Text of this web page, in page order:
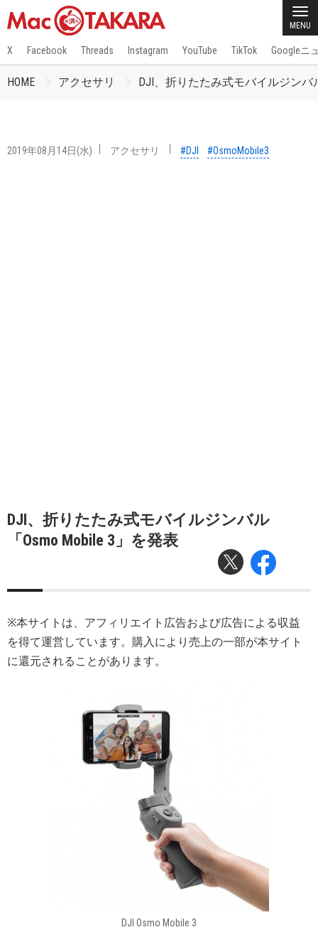
MENU
X Facebook Threads Instagram YouTube TikTok Googleニ
HOME アクセサリ DJI、折りたたみ式モバイルジンバ
2019年08月14日(水) アクセサリ #DJI #OsmoMobile3
DJI、折りたたみ式モバイルジンバル
「Osmo Mobile 3」を発表
※本サイトは、アフィリエイト広告および広告による収益
を得て運営しています。購入により売上の一部が本サイト
に還元されることがあります。
DJI Osmo Mobile 3